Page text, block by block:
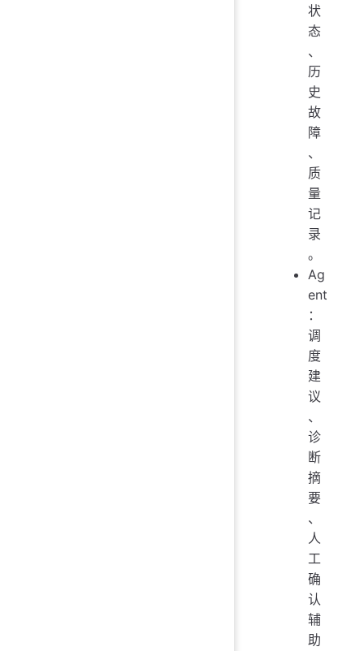
状
态
、
历
史
故
障
、
质
量
记
录
。
Ag
ent
：
调
度
建
议
、
诊
断
摘
要
、
人
工
确
认
辅
助